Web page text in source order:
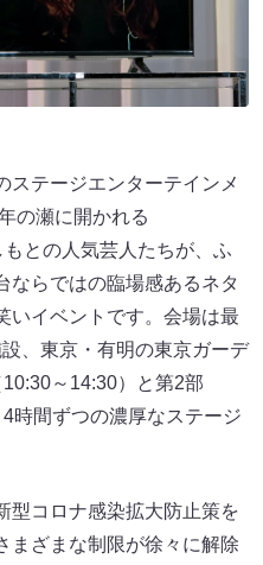
ステージエンターテインメ
の瀬に開かれる
との人気芸人たちが、ふ
ならではの臨場感あるネタ
いイベントです。会場は最
、東京・有明の東京ガーデ
～14:30）と第2部
時間ずつの濃厚なステージ
型コロナ感染拡大防止策を
まざまな制限が徐々に解除